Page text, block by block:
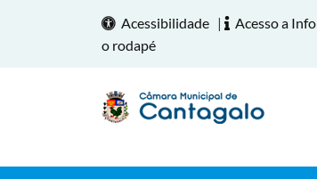
Acessibilidade | Acesso a
o rodapé